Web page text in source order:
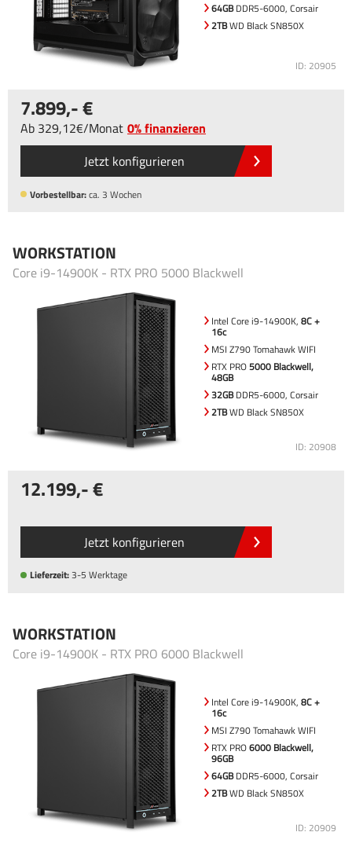
64GBDDR5-6000, Corsair
2TBWD Black SN850X
ID: 20905
7.899,-
Ab 329,12 /Monat 0% finanzieren
Jetzt konfigurieren
Vorbestellbar:ca. 3 Wochen
WORKSTATION
Core i9-14900K - RTX PRO 5000 Blackwell
Intel Core i9-14900K, 8C +
16c
MSI Z790 Tomahawk WIFI
RTX PRO5000 Blackwell,
48GB
32GBDDR5-6000, Corsair
2TBWD Black SN850X
ID: 20908
12.199,-
Jetzt konfigurieren
Lieferzeit:3-5 Werktage
WORKSTATION
Core i9-14900K - RTX PRO 6000 Blackwell
Intel Core i9-14900K, 8C +
16c
MSI Z790 Tomahawk WIFI
RTX PRO6000 Blackwell,
96GB
64GBDDR5-6000, Corsair
2TBWD Black SN850X
ID: 20909